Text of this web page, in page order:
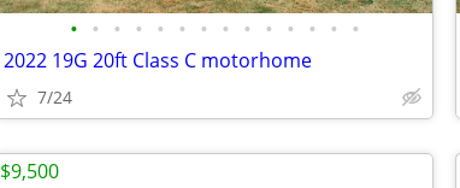
• • • • • • • • • • • • • •
2022 19G 20ft Class C motorhome
7/24
$9,500